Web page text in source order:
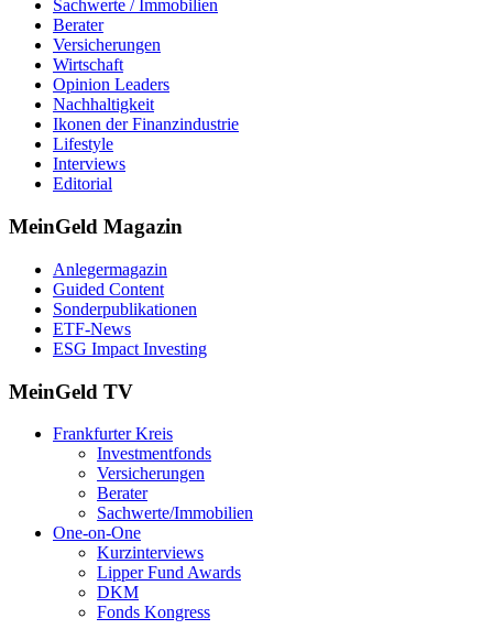
Sachwerte / Immobilien
Berater
Versicherungen
Wirtschaft
Opinion Leaders
Nachhaltigkeit
Ikonen der Finanzindustrie
Lifestyle
Interviews
Editorial
MeinGeld Magazin
Anlegermagazin
Guided Content
Sonderpublikationen
ETF-News
ESG Impact Investing
MeinGeld TV
Frankfurter Kreis
Investmentfonds
Versicherungen
Berater
Sachwerte/Immobilien
One-on-One
Kurzinterviews
Lipper Fund Awards
DKM
Fonds Kongress